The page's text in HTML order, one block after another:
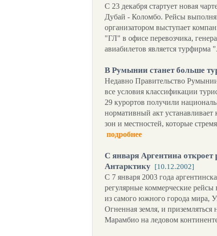
С 23 декабря стартует новая
Дубай - Коломбо. Рейсы
организатором выступает
"ГЛ" в офисе перевозчика,
авиабилетов является
В Румынии станет больше
Недавно Правительство
все условия классификации
29 курортов получили
нормативный акт
зон и местностей, которые
подробнее
С января Аргентина
Антарктику [10.12.2002]
С 7 января 2003 года
регулярные коммерческие
из самого южного города мира,
Огненная земля, и приземляться
Марамбио на ледовом